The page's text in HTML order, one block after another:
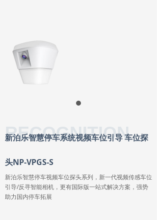
新泊乐智慧停车视频车位探头系列，新一代视频传感车位
引导/反寻智能相机，更有国际版一站式解决方案，强势
助力国内停车拓展
新泊乐智慧停车系统视频车位引导 车位探
头NP-VPGS-S
RECOGNITION